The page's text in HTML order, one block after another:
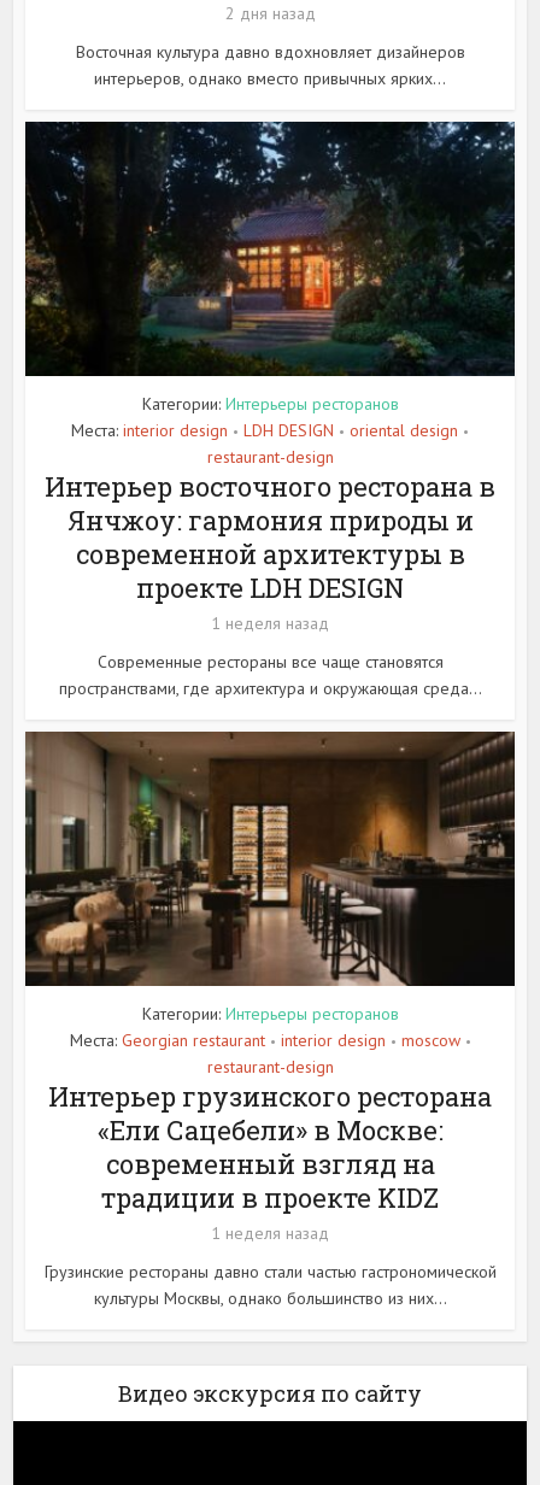
2 дня назад
Восточная культура давно вдохновляет дизайнеров
интерьеров, однако вместо привычных ярких...
Категории: Интерьеры ресторанов
Места: interior design • LDH DESIGN • oriental design •
restaurant-design
Интерьер восточного ресторана в
Янчжоу: гармония природы и
современной архитектуры в
проекте LDH DESIGN
1 неделя назад
Современные рестораны все чаще становятся
пространствами, где архитектура и окружающая среда...
Категории: Интерьеры ресторанов
Места: Georgian restaurant • interior design • moscow •
restaurant-design
Интерьер грузинского ресторана
«Ели Сацебели» в Москве:
современный взгляд на
традиции в проекте KIDZ
1 неделя назад
Грузинские рестораны давно стали частью гастрономической
культуры Москвы, однако большинство из них...
Видео экскурсия по сайту